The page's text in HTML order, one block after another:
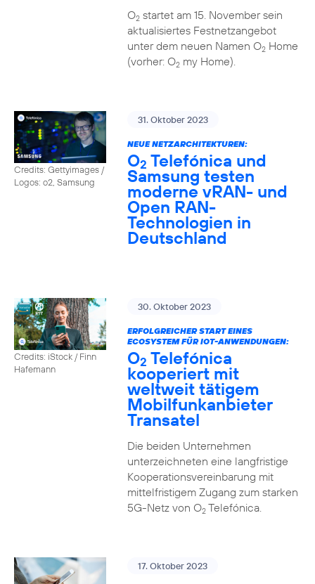
O2startet am 15. November sein
aktualisiertes Festnetzangebot
unter dem neuen Namen O2Home
(vorher: O2my Home).
Credits: Gettyimages /
Logos: o2, Samsung
31. Oktober 2023
NEUE NETZARCHITEKTUREN:
O2 Telefónica und
Samsung testen
moderne vRAN- und
Open RAN-
Technologien in
Deutschland
Credits: iStock / Finn
Hafemann
30. Oktober 2023
ERFOLGREICHER START EINES
ECOSYSTEM FÜR IOT-ANWENDUNGEN:
O2 Telefónica
kooperiert mit
weltweit tätigem
Mobilfunkanbieter
Transatel
Die beiden Unternehmen
unterzeichneten eine langfristige
Kooperationsvereinbarung mit
mittelfristigem Zugang zum starken
5G-Netz von O2Telefónica.
17. Oktober 2023